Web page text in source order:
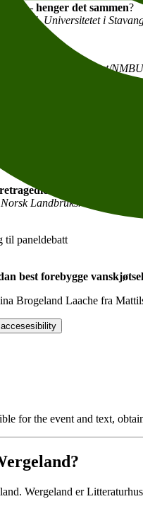
– henger det sammen?
filosofi, Universitetet i
Veterinærinstituttet/NMBU
blir skadelig: Hamstring
og voksne: Hva er
for de påmeldte
i landbruket.
Landbruksrådgiving
til paneldebatt
best forebygge
Brogeland Laache fra
for the event and text,
Wergeland er